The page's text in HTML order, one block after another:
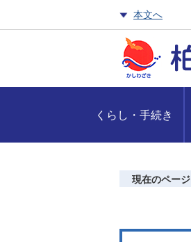
本文へ
くらし・手続き
現在のページ